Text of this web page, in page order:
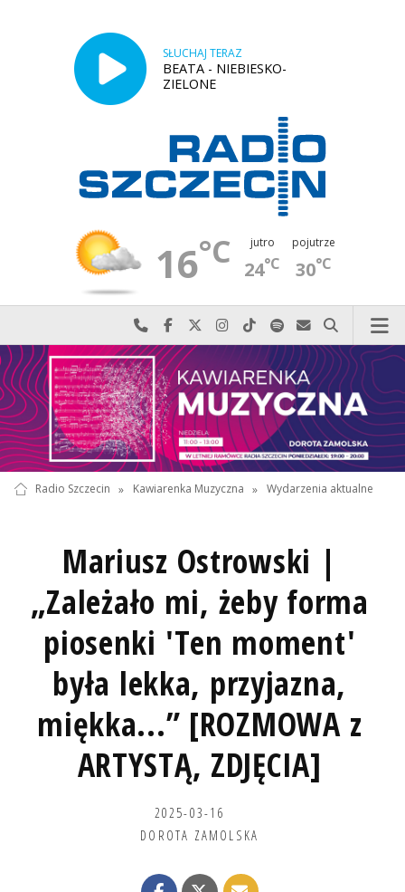
SŁUCHAJ TERAZ
BEATA - NIEBIESKO-
ZIELONE
16°C jutro
24°C
pojutrze
30°C
Najlepiej po prostu do nas zadzwoń
Odwiedź nas na Facebook-u
Odwiedź nas na X
Odwiedź nas na Instagram-ie
Odwiedź nas na TikTok-u
Szukaj nas na Spotify
Wyślij do nas
Szukaj
Radio Szczecin » Kawiarenka Muzyczna » Wydarzenia aktualne
Mariusz Ostrowski |
„Zależało mi, żeby forma
piosenki 'Ten moment'
była lekka, przyjazna,
miękka...” [ROZMOWA z
ARTYSTĄ, ZDJĘCIA]
2025-03-16
DOROTA ZAMOLSKA